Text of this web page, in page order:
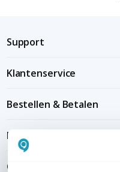
Support
Klantenservice
Bestellen & Betalen
Bezorgen & installeren
Over KommaGo